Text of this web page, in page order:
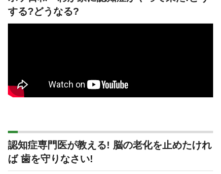
する?どうなる?
認知症専門医が教える! 脳の老化を止めたけれ
ば 歯を守りなさい!